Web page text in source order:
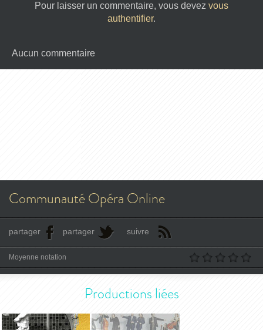
Pour laisser un commentaire, vous devez vous
authentifier.
Aucun commentaire
Communauté Opéra Online
partager partager suivre
Moyenne notation
Productions liées